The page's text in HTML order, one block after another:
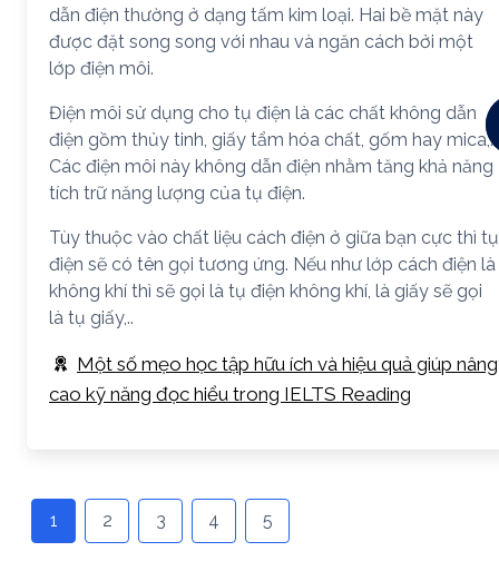
dẫn điện thường ở dạng tấm kim loại. Hai bề mặt này
được đặt song song với nhau và ngăn cách bởi một
lớp điện môi.
Điện môi sử dụng cho tụ điện là các chất không dẫn
điện gồm thủy tinh, giấy tẩm hóa chất, gốm hay mica,…
Các điện môi này không dẫn điện nhằm tăng khả năng
tích trữ năng lượng của tụ điện.
Tùy thuộc vào chất liệu cách điện ở giữa bạn cực thì tụ
điện sẽ có tên gọi tương ứng. Nếu như lớp cách điện là
không khí thì sẽ gọi là tụ điện không khí, là giấy sẽ gọi
là tụ giấy,..
Một số mẹo học tập hữu ích và hiệu quả giúp nâng
cao kỹ năng đọc hiểu trong IELTS Reading
1 2 3 4 5